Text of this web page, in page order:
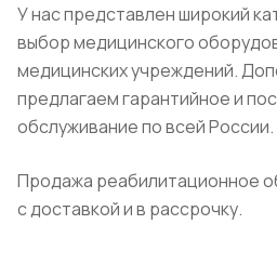
У нас представлен широкий
выбор медицинского
медицинских учреждений.
предлагаем гарантийное и
обслуживание по всей России.
Продажа реабилитационное
с доставкой и в рассрочку.